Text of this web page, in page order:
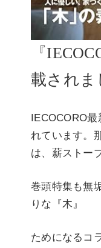
『
載されま
IECOCORO
れています。
は、薪ストー
巻頭特集も無
りな『木』
ためになるコ